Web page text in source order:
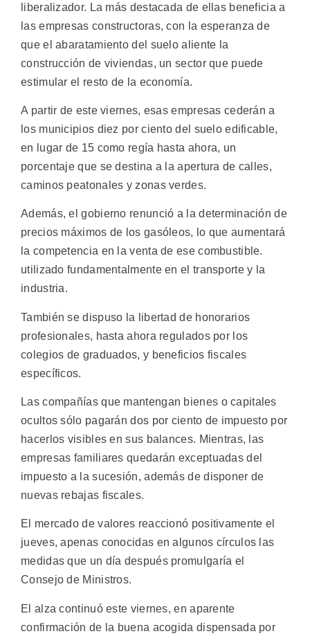
liberalizador. La más destacada de ellas beneficia a
las empresas constructoras, con la esperanza de
que el abaratamiento del suelo aliente la
construcción de viviendas, un sector que puede
estimular el resto de la economía.
A partir de este viernes, esas empresas cederán a
los municipios diez por ciento del suelo edificable,
en lugar de 15 como regía hasta ahora, un
porcentaje que se destina a la apertura de calles,
caminos peatonales y zonas verdes.
Además, el gobierno renunció a la determinación de
precios máximos de los gasóleos, lo que aumentará
la competencia en la venta de ese combustible.
utilizado fundamentalmente en el transporte y la
industria.
También se dispuso la libertad de honorarios
profesionales, hasta ahora regulados por los
colegios de graduados, y beneficios fiscales
específicos.
Las compañías que mantengan bienes o capitales
ocultos sólo pagarán dos por ciento de impuesto por
hacerlos visibles en sus balances. Mientras, las
empresas familiares quedarán exceptuadas del
impuesto a la sucesión, además de disponer de
nuevas rebajas fiscales.
El mercado de valores reaccionó positivamente el
jueves, apenas conocidas en algunos círculos las
medidas que un día después promulgaría el
Consejo de Ministros.
El alza continuó este viernes, en aparente
confirmación de la buena acogida dispensada por